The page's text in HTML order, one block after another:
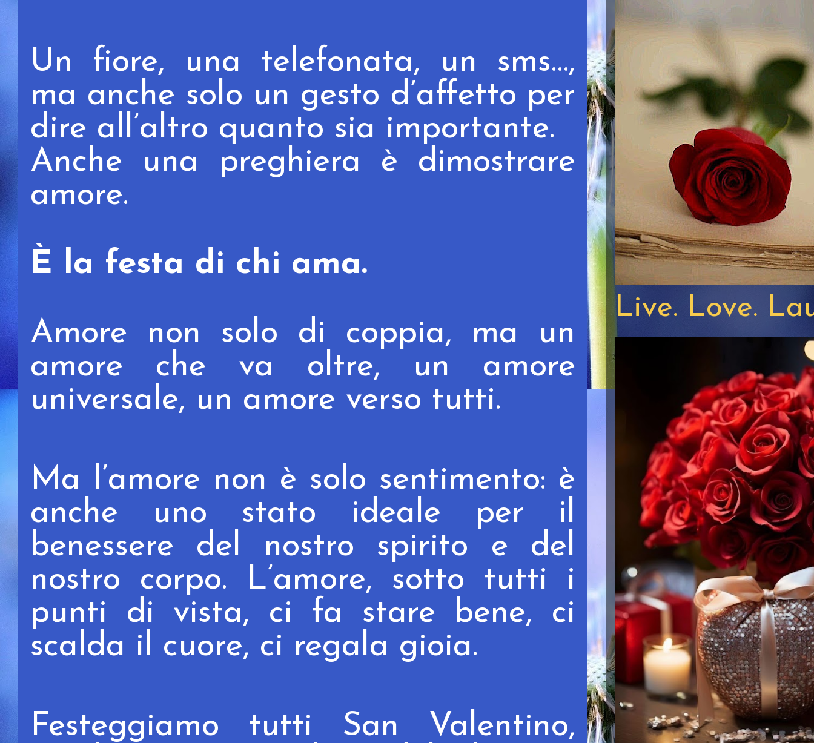
Un fiore, una telefonata, un sms…,
ma anche solo un gesto d’affetto per
dire all’altro quanto sia importante.
Anche una preghiera è dimostrare
amore.
È la festa di chi ama.
Amore non solo di coppia, ma un
amore che va oltre, un amore
universale, un amore verso tutti.
Ma l’amore non è solo sentimento: è
anche uno stato ideale per il
benessere del nostro spirito e del
nostro corpo. L’amore, sotto tutti i
punti di vista, ci fa stare bene, ci
scalda il cuore, ci regala gioia.
Festeggiamo tutti San Valentino,
Live. Love.